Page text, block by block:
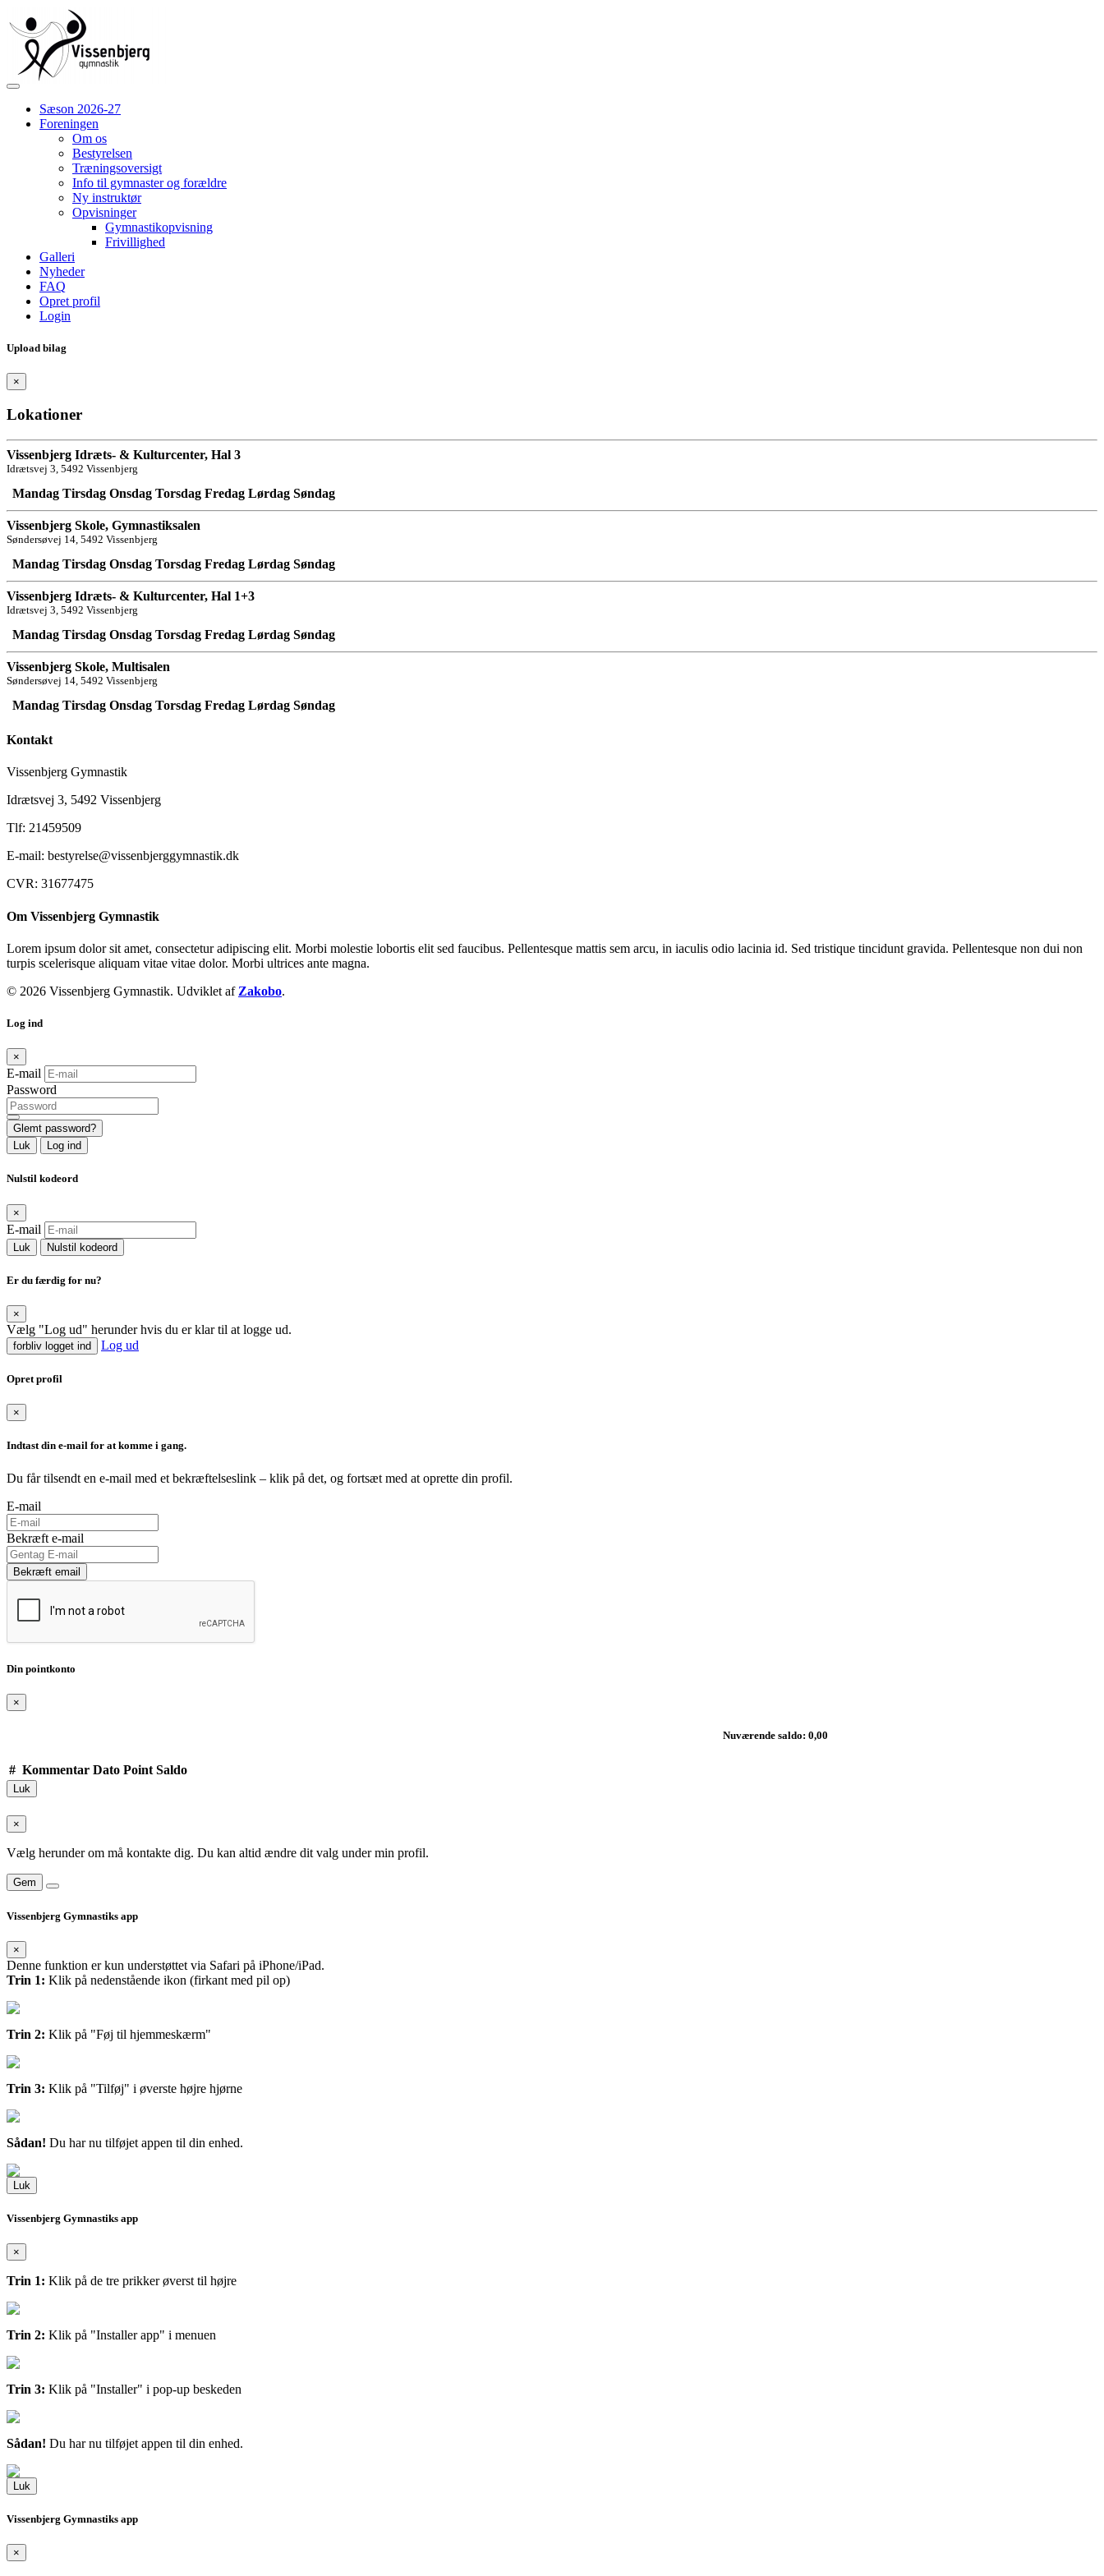
Sæson 2026-27
Foreningen
Om os
Bestyrelsen
Træningsoversigt
Info til gymnaster og forældre
Ny instruktør
Opvisninger
Gymnastikopvisning
Frivillighed
Galleri
Nyheder
FAQ
Opret profil
Login
Upload bilag
×
Lokationer
Vissenbjerg Idræts- & Kulturcenter, Hal 3
Idrætsvej 3, 5492 Vissenbjerg
Mandag Tirsdag Onsdag Torsdag Fredag Lørdag Søndag
Vissenbjerg Skole, Gymnastiksalen
Søndersøvej 14, 5492 Vissenbjerg
Mandag Tirsdag Onsdag Torsdag Fredag Lørdag Søndag
Vissenbjerg Idræts- & Kulturcenter, Hal 1+3
Idrætsvej 3, 5492 Vissenbjerg
Mandag Tirsdag Onsdag Torsdag Fredag Lørdag Søndag
Vissenbjerg Skole, Multisalen
Søndersøvej 14, 5492 Vissenbjerg
Mandag Tirsdag Onsdag Torsdag Fredag Lørdag Søndag
Kontakt
Vissenbjerg Gymnastik
Idrætsvej 3, 5492 Vissenbjerg
Tlf: 21459509
E-mail: bestyrelse@vissenbjerggymnastik.dk
CVR: 31677475
Om Vissenbjerg Gymnastik
Lorem ipsum dolor sit amet, consectetur adipiscing elit. Morbi molestie lobortis elit sed faucibus. Pellentesque mattis sem arcu, in iaculis odio lacinia id. Sed tristique tincidunt gravida. Pellentesque non dui non
turpis scelerisque aliquam vitae vitae dolor. Morbi ultrices ante magna.
© 2026 Vissenbjerg Gymnastik. Udviklet af Zakobo.
Log ind
×
E-mail
Password
Glemt password?
Luk
Log ind
Nulstil kodeord
×
E-mail
Luk Nulstil kodeord
Er du færdig for nu?
×
Vælg "Log ud" herunder hvis du er klar til at logge ud.
forbliv logget ind Log ud
Opret profil
×
Indtast din e-mail for at komme i gang.
Du får tilsendt en e-mail med et bekræftelseslink – klik på det, og fortsæt med at oprette din profil.
E-mail
Bekræft e-mail
Bekræft email
Din pointkonto
×
Nuværende saldo: 0,00
# Kommentar Dato Point Saldo
Luk
×
Vælg herunder om må kontakte dig. Du kan altid ændre dit valg under min profil.
Gem
Vissenbjerg Gymnastiks app
×
Denne funktion er kun understøttet via Safari på iPhone/iPad.
Trin 1: Klik på nedenstående ikon (firkant med pil op)
Trin 2: Klik på "Føj til hjemmeskærm"
Trin 3: Klik på "Tilføj" i øverste højre hjørne
Sådan! Du har nu tilføjet appen til din enhed.
Luk
Vissenbjerg Gymnastiks app
×
Trin 1: Klik på de tre prikker øverst til højre
Trin 2: Klik på "Installer app" i menuen
Trin 3: Klik på "Installer" i pop-up beskeden
Sådan! Du har nu tilføjet appen til din enhed.
Luk
Vissenbjerg Gymnastiks app
×